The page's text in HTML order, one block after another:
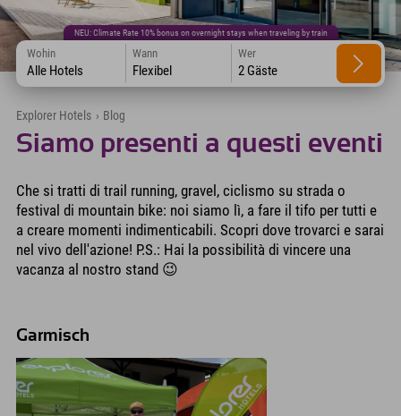
NEU: Climate Rate 10% bonus on overnight stays when traveling by train
Wohin
Alle Hotels
Wann
Flexibel
Wer
2 Gäste
Explorer Hotels › Blog
Siamo presenti a questi eventi
Che si tratti di trail running, gravel, ciclismo su strada o
festival di mountain bike: noi siamo lì, a fare il tifo per tutti e
a creare momenti indimenticabili. Scopri dove trovarci e sarai
nel vivo dell'azione! P.S.: Hai la possibilità di vincere una
vacanza al nostro stand 😉
Garmisch